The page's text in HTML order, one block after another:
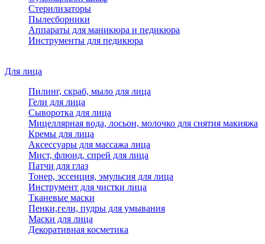
Стерилизаторы
Пылесборники
Аппараты для маникюра и педикюра
Инструменты для педикюра
Для лица
Пилинг, скраб, мыло для лица
Гели для лица
Сыворотка для лица
Мицеллярная вода, лосьон, молочко для снятия макияжа
Кремы для лица
Аксессуары для массажа лица
Мист, флюид, спрей для лица
Патчи для глаз
Тонер, эссенция, эмульсия для лица
Инструмент для чистки лица
Тканевые маски
Пенки,гели, пудры для умывания
Маски для лица
Декоративная косметика